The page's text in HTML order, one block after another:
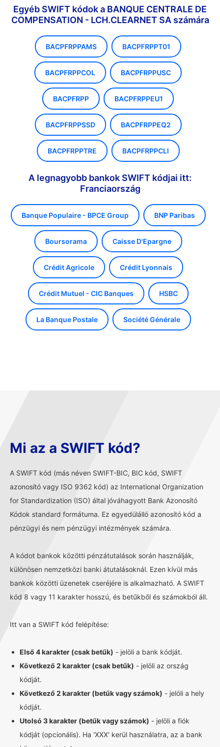
Egyéb SWIFT kódok a BANQUE CENTRALE DE
COMPENSATION - LCH.CLEARNET SA számára
BACPFRPPAMS BACPFRPPT01
BACPFRPPCOL BACPFRPPUSC
BACPFRPP BACPFRPPEU1
BACPFRPPSSD BACPFRPPEQ2
BACPFRPPTRE BACPFRPPCLI
A legnagyobb bankok SWIFT kódjai itt:
Franciaország
Banque Populaire - BPCE Group BNP Paribas
Boursorama Caisse D'Epargne
Crédit Agricole Crédit Lyonnais
Crédit Mutuel - CIC Banques HSBC
La Banque Postale Société Générale
Mi az a SWIFT kód?
A SWIFT kód (más néven SWIFT-BIC, BIC kód, SWIFT
azonosító vagy ISO 9362 kód) az International Organization
for Standardization (ISO) által jóváhagyott Bank Azonosító
Kódok standard formátuma. Ez egyedülálló azonosító kód a
pénzügyi és nem pénzügyi intézmények számára.
A kódot bankok közötti pénzátutalások során használják,
különösen nemzetközi banki átutalásoknál. Ezen kívül más
bankok közötti üzenetek cseréjére is alkalmazható. A SWIFT
kód 8 vagy 11 karakter hosszú, és betűkből és számokból áll.
Itt van a SWIFT kód felépítése:
Első 4 karakter (csak betűk) - jelöli a bank kódját.
Következő 2 karakter (csak betűk) - jelöli az ország
kódját.
Következő 2 karakter (betűk vagy számok) - jelöli a hely
kódját.
Utolsó 3 karakter (betűk vagy számok) - jelöli a fiók
kódját (opcionális). Ha 'XXX' kerül használatra, az a bank